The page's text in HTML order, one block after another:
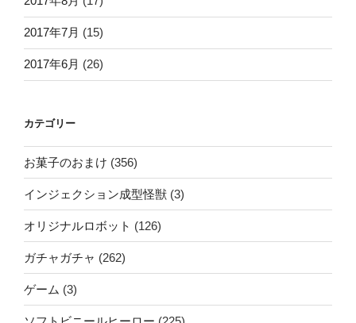
2017年7月 (15)
2017年6月 (26)
カテゴリー
お菓子のおまけ (356)
インジェクション成型怪獣 (3)
オリジナルロボット (126)
ガチャガチャ (262)
ゲーム (3)